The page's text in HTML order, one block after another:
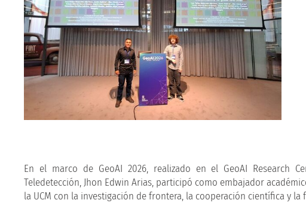
En el marco de GeoAI 2026, realizado en el GeoAI Research
Teledetección, Jhon Edwin Arias, participó como embajador
la UCM con la investigación de frontera, la cooperación científica y